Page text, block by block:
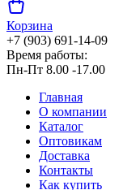
Корзина
+7 (903) 691-14-09
Время работы:
Пн-Пт 8.00 -17.00
Главная
О компании
Каталог
Оптовикам
Доставка
Контакты
Как купить